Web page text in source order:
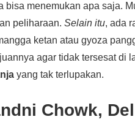
bisa menemukan apa saja.
peliharaan.Selain itu, ada
ketan atau gyoza
agar tidak tersesat di
yang tak terlupakan.
Chowk,